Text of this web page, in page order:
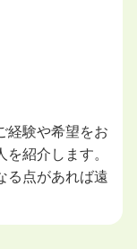
経験や希望をお
紹介します。
る点があれば遠